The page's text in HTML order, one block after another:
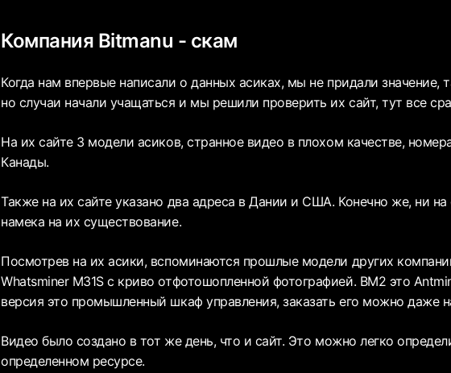
Компания Bitmanu - скам
Когда нам впервые написали о данных асиках, мы не придали значение,
но случаи начали учащаться и мы решили проверить их сайт, тут все
На их сайте 3 модели асиков, странное видео в плохом качестве,
Канады.
Также на их сайте указано два адреса в Дании и США. Конечно же, ни
намека на их существование.
Посмотрев на их асики, вспоминаются прошлые модели других
Whatsminer M31S с криво отфотошопленной фотографией. BM2 это
версия это промышленный шкаф управления, заказать его можно даже
Видео было создано в тот же день, что и сайт. Это можно легко
определенном ресурсе.